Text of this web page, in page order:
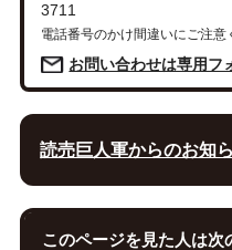
3711
電話番号のかけ間違いにご注意
お問い合わせは専用フ
読売巨人軍からのお知
このページを見た人は次